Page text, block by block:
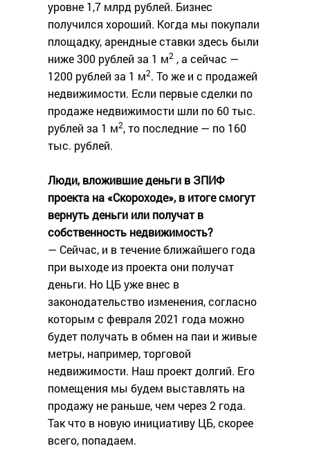
уровне 1,7 млрд рублей. Бизнес
получился хороший. Когда мы покупали
площадку, арендные ставки здесь были
ниже 300 рублей за 1 м2 , а сейчас —
1200 рублей за 1 м2. То же и с продажей
недвижимости. Если первые сделки по
продаже недвижимости шли по 60 тыс.
рублей за 1 м2, то последние — по 160
тыс. рублей.
Люди, вложившие деньги в ЗПИФ
проекта на «Скороходе», в итоге смогут
вернуть деньги или получат в
собственность недвижимость?
— Сейчас, и в течение ближайшего года
при выходе из проекта они получат
деньги. Но ЦБ уже внес в
законодательство изменения, согласно
которым с февраля 2021 года можно
будет получать в обмен на паи и живые
метры, например, торговой
недвижимости. Наш проект долгий. Его
помещения мы будем выставлять на
продажу не раньше, чем через 2 года.
Так что в новую инициативу ЦБ, скорее
всего, попадаем.